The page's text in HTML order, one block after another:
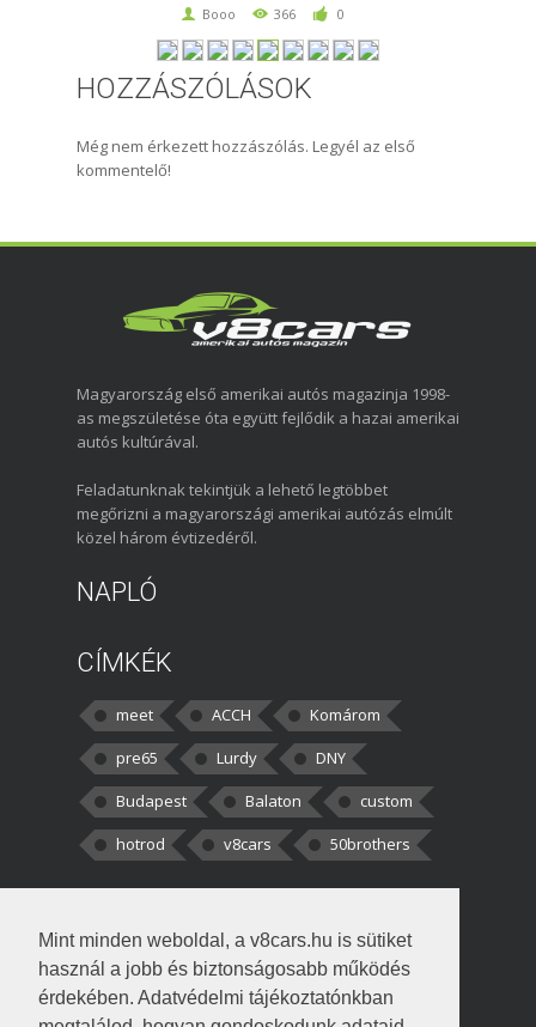
Mint minden weboldal, a v8cars.hu is sütiket
használ a jobb és biztonságosabb működés
érdekében. Adatvédelmi tájékoztatónkban
Booo 366 0
HOZZÁSZÓLÁSOK
Még nem érkezett hozzászólás. Legyél az első
kommentelő!
Magyarország első amerikai autós magazinja 1998-
as megszületése óta együtt fejlődik a hazai amerikai
autós kultúrával.
Feladatunknak tekintjük a lehető legtöbbet
megőrizni a magyarországi amerikai autózás elmúlt
közel három évtizedéről.
NAPLÓ
CÍMKÉK
meet ACCH
Komárom
pre65
Lurdy
DNY
Budapest
Balaton
custom
hotrod
v8cars 50brothers
kortisz:Elszúrtam! Én csak két
darabbaal számoltam. Nem tudtam, hogy fél autót,